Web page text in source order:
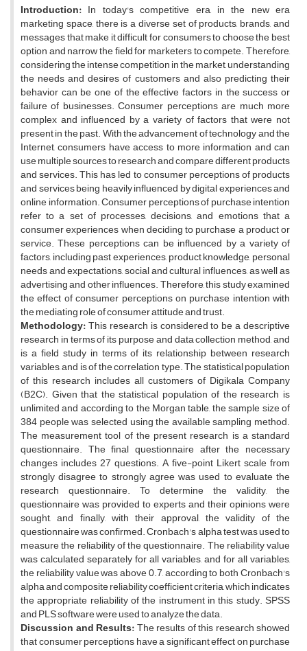
Introduction: In today's competitive era, in the new era
marketing space, there is a diverse set of products, brands, and
messages that make it difficult for consumers to choose the best
option and narrow the field for marketers to compete. Therefore,
considering the intense competition in the market, understanding
the needs and desires of customers and also predicting their
behavior can be one of the effective factors in the success or
failure of businesses. Consumer perceptions are much more
complex and influenced by a variety of factors that were not
present in the past. With the advancement of technology and the
Internet, consumers have access to more information and can
use multiple sources to research and compare different products
and services. This has led to consumer perceptions of products
and services being heavily influenced by digital experiences and
online information. Consumer perceptions of purchase intention
refer to a set of processes, decisions, and emotions that a
consumer experiences when deciding to purchase a product or
service. These perceptions can be influenced by a variety of
factors, including past experiences, product knowledge, personal
needs and expectations, social and cultural influences, as well as
advertising and other influences. Therefore, this study examined
the effect of consumer perceptions on purchase intention with
the mediating role of consumer attitude and trust.
Methodology:This research is considered to be a descriptive
research in terms of its purpose and data collection method, and
is a field study in terms of its relationship between research
variables, and is of the correlation type. The statistical population
of this research includes all customers of Digikala Company
(B2C). Given that the statistical population of the research is
unlimited and according to the Morgan table, the sample size of
384 people was selected using the available sampling method.
The measurement tool of the present research is a standard
questionnaire. The final questionnaire after the necessary
changes includes 27 questions. A five-point Likert scale from
strongly disagree to strongly agree was used to evaluate the
research questionnaire. To determine the validity, the
questionnaire was provided to experts and their opinions were
sought, and finally, with their approval, the validity of the
questionnaire was confirmed. Cronbach's alpha test was used to
measure the reliability of the questionnaire. The reliability value
was calculated separately for all variables, and for all variables,
the reliability value was above 0.7, according to both Cronbach's
alpha and composite reliability coefficient criteria, which indicates
the appropriate reliability of the instrument in this study. SPSS
and PLS software were used to analyze the data.
Discussion and Results:The results of this research showed
that consumer perceptions have a significant effect on purchase